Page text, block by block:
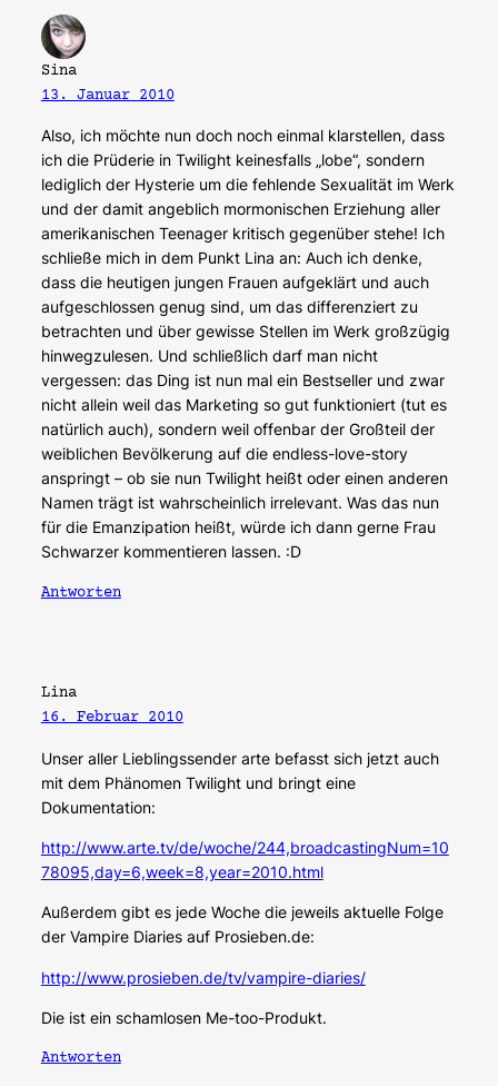
Sina
13. Januar 2010
Also, ich möchte nun doch noch einmal klarstellen, dass
ich die Prüderie in Twilight keinesfalls „lobe“, sondern
lediglich der Hysterie um die fehlende Sexualität im Werk
und der damit angeblich mormonischen Erziehung aller
amerikanischen Teenager kritisch gegenüber stehe! Ich
schließe mich in dem Punkt Lina an: Auch ich denke,
dass die heutigen jungen Frauen aufgeklärt und auch
aufgeschlossen genug sind, um das differenziert zu
betrachten und über gewisse Stellen im Werk großzügig
hinwegzulesen. Und schließlich darf man nicht
vergessen: das Ding ist nun mal ein Bestseller und zwar
nicht allein weil das Marketing so gut funktioniert (tut es
natürlich auch), sondern weil offenbar der Großteil der
weiblichen Bevölkerung auf die endless-love-story
anspringt – ob sie nun Twilight heißt oder einen anderen
Namen trägt ist wahrscheinlich irrelevant. Was das nun
für die Emanzipation heißt, würde ich dann gerne Frau
Schwarzer kommentieren lassen. :D
Antworten
Lina
16. Februar 2010
Unser aller Lieblingssender arte befasst sich jetzt auch
mit dem Phänomen Twilight und bringt eine
Dokumentation:
http://www.arte.tv/de/woche/244,broadcastingNum=10
78095,day=6,week=8,year=2010.html
Außerdem gibt es jede Woche die jeweils aktuelle Folge
der Vampire Diaries auf Prosieben.de:
http://www.prosieben.de/tv/vampire-diaries/
Die ist ein schamlosen Me-too-Produkt.
Antworten